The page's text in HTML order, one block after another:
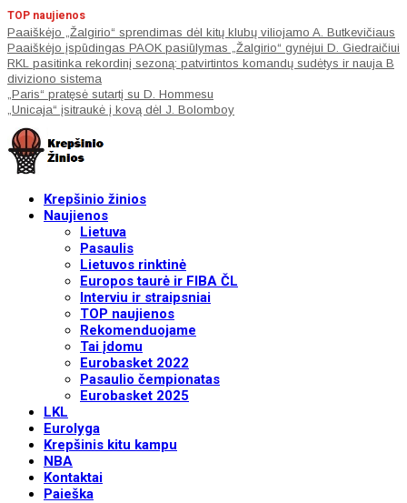
TOP naujienos
Paaiškėjo „Žalgirio“ sprendimas dėl kitų klubų viliojamo A. Butkevičiaus
Paaiškėjo įspūdingas PAOK pasiūlymas „Žalgirio“ gynėjui D. Giedraičiui
RKL pasitinka rekordinį sezoną: patvirtintos komandų sudėtys ir nauja B
diviziono sistema
„Paris“ pratęsė sutartį su D. Hommesu
„Unicaja“ įsitraukė į kovą dėl J. Bolomboy
Krepšinio žinios
Naujienos
Lietuva
Pasaulis
Lietuvos rinktinė
Europos taurė ir FIBA ČL
Interviu ir straipsniai
TOP naujienos
Rekomenduojame
Tai įdomu
Eurobasket 2022
Pasaulio čempionatas
Eurobasket 2025
LKL
Eurolyga
Krepšinis kitu kampu
NBA
Kontaktai
Paieška